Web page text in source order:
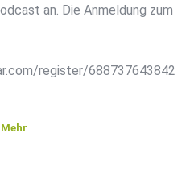
an. Die Anmeldung zum
register/688737643842
Mehr